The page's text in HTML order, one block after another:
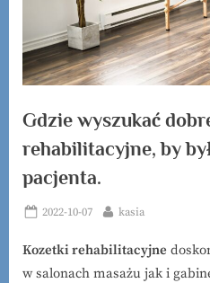
Gdzie wyszukać
rehabilitacyjne, by
pacjenta.
Posted
2022-10-07 By
kasia
Kozetki rehabilitacyjne
w salonach masażu jak i